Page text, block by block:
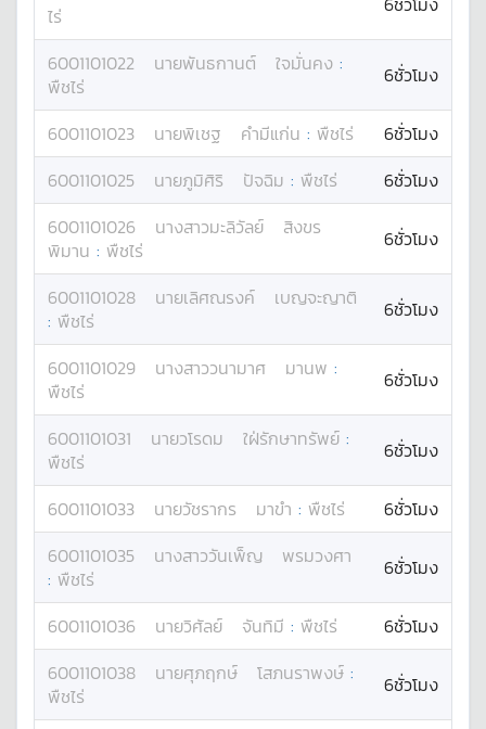
ไร่
6001101022 นายพันธกานต์ ใจมั่นคง :
พืชไร่
6ชั่วโมง
6001101023 นายพิเชฐ คำมีแก่น : พืชไร่
6ชั่วโมง
6001101025
นายภูมิศิริ ปัจฉิม : พืชไร่
6ชั่วโมง
6001101026
นางสาวมะลิวัลย์
สิงขร
พิมาน : พืชไร่ 6ชั่วโมง
6001101028 นายเลิศณรงค์
เบญจะญาติ
: พืชไร่ 6ชั่วโมง
6001101029 นางสาววนามาศ มานพ :
พืชไร่
6ชั่วโมง
6001101031 นายวโรดม ใฝ่รักษาทรัพย์ :
พืชไร่
6ชั่วโมง
6001101033 นายวัชรากร มาขำ : พืชไร่
6ชั่วโมง
6001101035
นางสาววันเพ็ญ
พรมวงศา
: พืชไร่ 6ชั่วโมง
6001101036 นายวิศัลย์ จันทิมี : พืชไร่
6ชั่วโมง
6001101038
นายศุภฤกษ์ โสภนราพงษ์ :
พืชไร่
6ชั่วโมง